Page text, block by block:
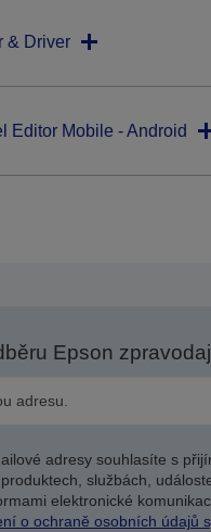
& Driver
Editor Mobile - Android
Epson
adresy souhlasíte s
službách,
elektronické
o ochraně osobních údajů